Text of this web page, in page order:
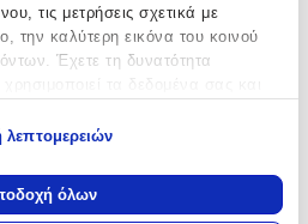
τις μετρήσεις σχετικά με
την καλύτερη εικόνα του κοινού
Έχετε τη δυνατότητα
σχετικά με τη γεωγραφική
μπορεί να είναι ακριβείς σε
λεπτομερειών
όλων